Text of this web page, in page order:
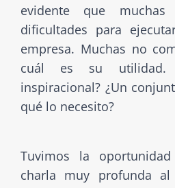
evidente que muchas
dificultades para
empresa. Muchas no
cuál es su utilidad.
inspiracional? ¿Un
qué lo necesito?
Tuvimos la
charla muy profunda